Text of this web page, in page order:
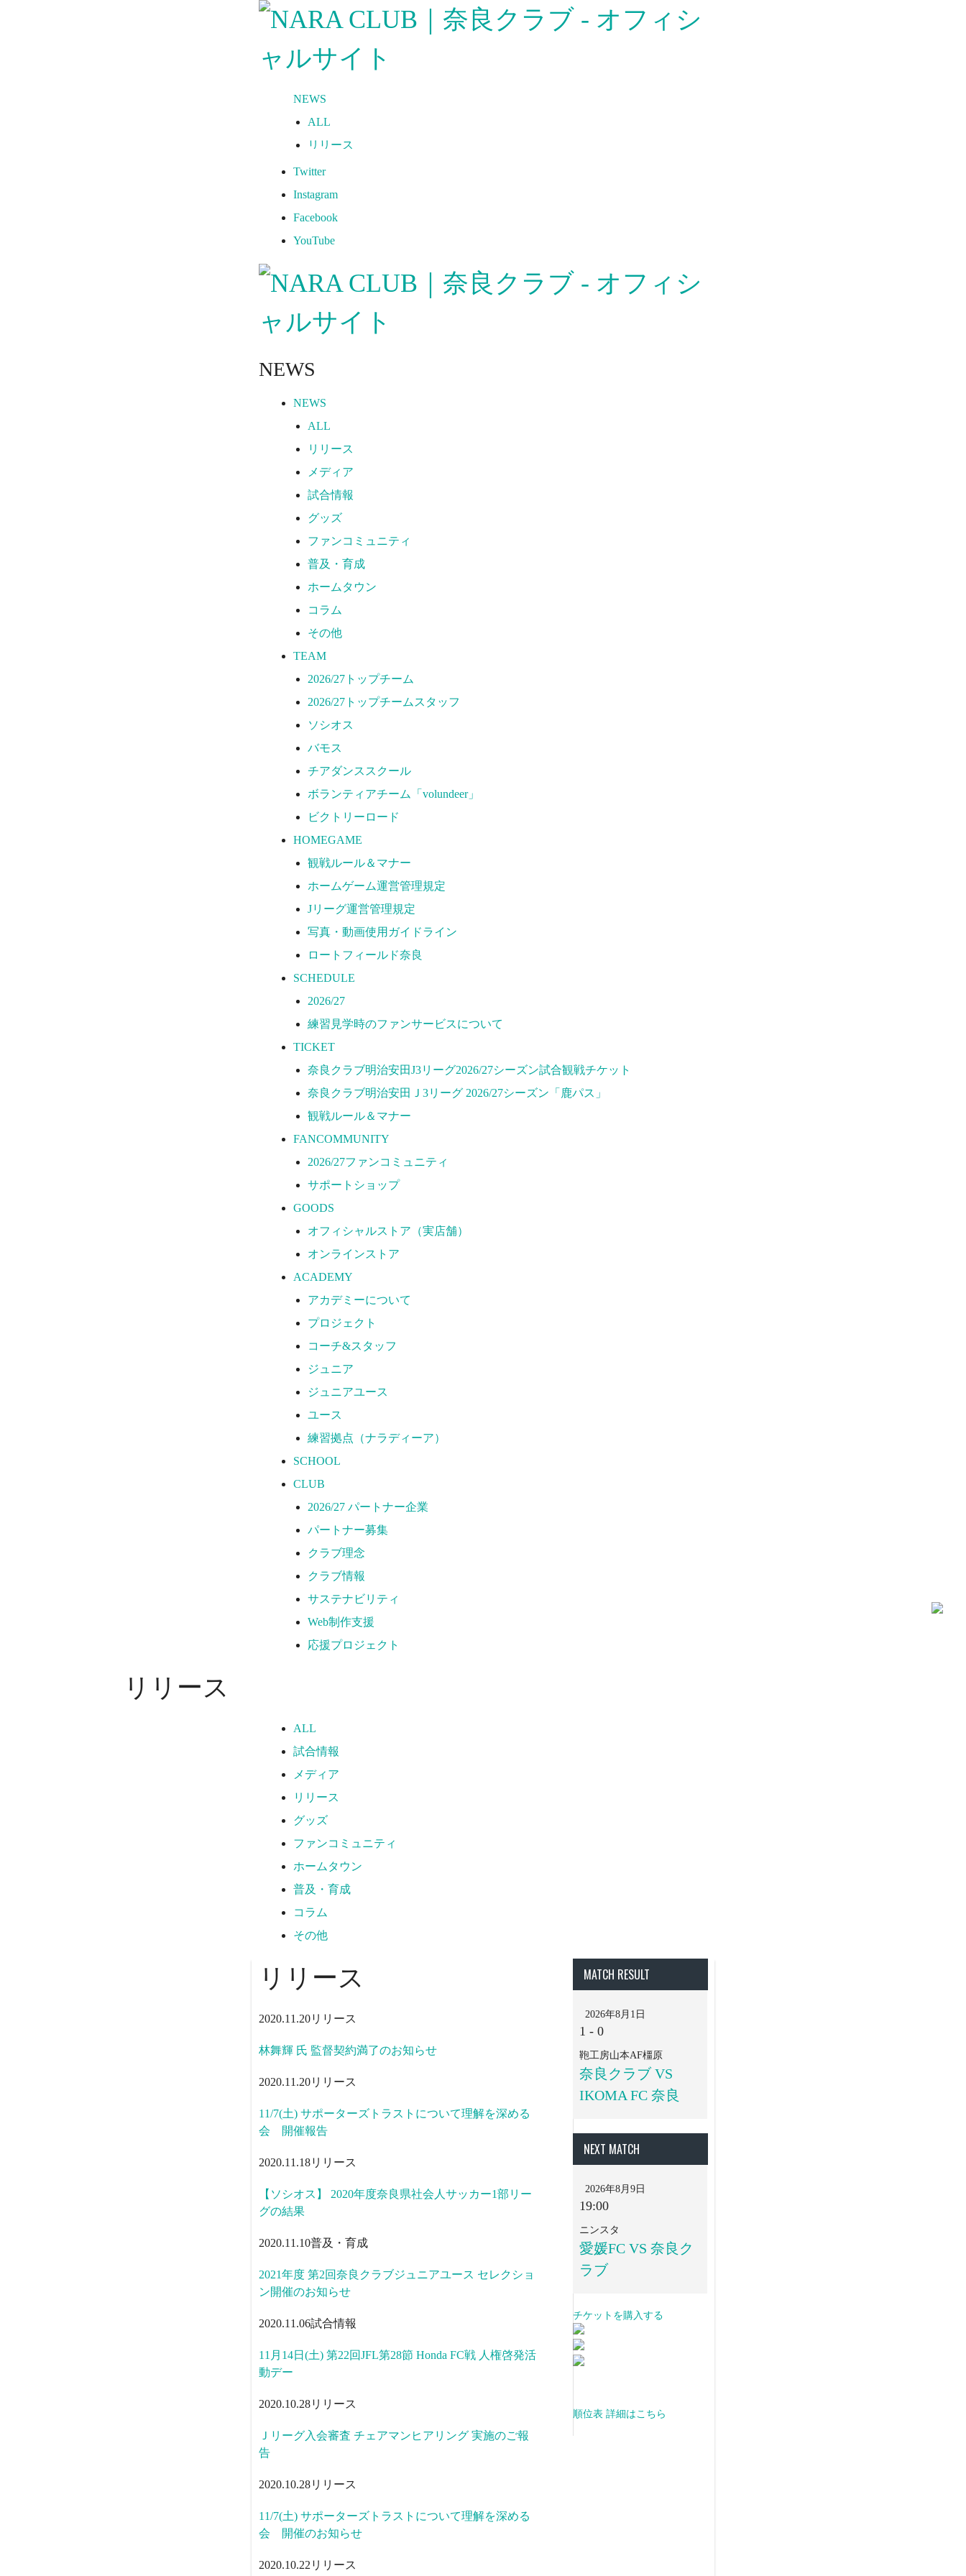
NEWS
ALL
リリース
メディア
試合情報
グッズ
ファンコミュニティ
ホームタウン
その他
2026/27トップチーム
2026/27トップチームスタッフ
ソシオス
バモス
チアダンススクール
ボランティアチーム「volundeer」
ビクトリーロード
HOMEGAME
観戦ルール＆マナー
ホームゲーム運営管理規定
Jリーグ運営管理規定
写真・動画使用ガイドライン
ロートフィールド奈良
SCHEDULE
2026/27
練習見学時のファンサービスについて
TICKET
奈良クラブ明治安田J3リーグ2026/27シーズン試合観戦チケット
奈良クラブ明治安田Ｊ3リーグ 2026/27シーズン「鹿パス」
観戦ルール＆マナー
FANCOMMUNITY
2026/27ファンコミュニティ
サポートショップ
GOODS
オフィシャルストア（実店舗）
オンラインストア
ACADEMY
アカデミーについて
プロジェクト
コーチ&スタッフ
ジュニア
ジュニアユース
ユース
練習拠点（ナラディーア）
SCHOOL
CLUB
2026/27 パートナー企業
パートナー募集
クラブ理念
クラブ情報
サステナビリティ
Web制作支援
応援プロジェクト
Twitter
Instagram
Facebook
YouTube
NEWS
NEWS
ALL
リリース
メディア
試合情報
グッズ
ファンコミュニティ
普及・育成
ホームタウン
コラム
その他
TEAM
2026/27トップチーム
2026/27トップチームスタッフ
ソシオス
バモス
チアダンススクール
ボランティアチーム「volundeer」
ビクトリーロード
HOMEGAME
観戦ルール＆マナー
ホームゲーム運営管理規定
Jリーグ運営管理規定
写真・動画使用ガイドライン
ロートフィールド奈良
SCHEDULE
2026/27
練習見学時のファンサービスについて
TICKET
奈良クラブ明治安田J3リーグ2026/27シーズン試合観戦チケット
奈良クラブ明治安田Ｊ3リーグ 2026/27シーズン「鹿パス」
観戦ルール＆マナー
FANCOMMUNITY
2026/27ファンコミュニティ
サポートショップ
GOODS
オフィシャルストア（実店舗）
オンラインストア
ACADEMY
アカデミーについて
プロジェクト
コーチ&スタッフ
ジュニア
ジュニアユース
ユース
練習拠点（ナラディーア）
SCHOOL
CLUB
2026/27 パートナー企業
パートナー募集
クラブ理念
クラブ情報
サステナビリティ
Web制作支援
応援プロジェクト
リリース
ALL
試合情報
メディア
リリース
グッズ
ファンコミュニティ
ホームタウン
普及・育成
コラム
その他
リリース
2020.11.20リリース
林舞輝 氏 監督契約満了のお知らせ
2020.11.20リリース
11/7(土) サポーターズトラストについて理解を深める
会 開催報告
2020.11.18リリース
【ソシオス】 2020年度奈良県社会人サッカー1部リー
グの結果
2020.11.10普及・育成
2021年度 第2回奈良クラブジュニアユース セレクショ
ン開催のお知らせ
2020.11.06試合情報
11月14日(土) 第22回JFL第28節 Honda FC戦 人権啓発活
動デー
2020.10.28リリース
Ｊリーグ入会審査 チェアマンヒアリング 実施のご報
告
2020.10.28リリース
11/7(土) サポーターズトラストについて理解を深める
会 開催のお知らせ
2020.10.22 リリース
MATCH RESULT
2026年8月1日
1 - 0
鞄工房山本AF橿原
奈良クラブ VS
IKOMA FC 奈良
NEXT MATCH
2026年8月9日
19:00
ニンスタ
愛媛FC VS 奈良ク
ラブ
チケットを購入する
順位表 詳細はこちら